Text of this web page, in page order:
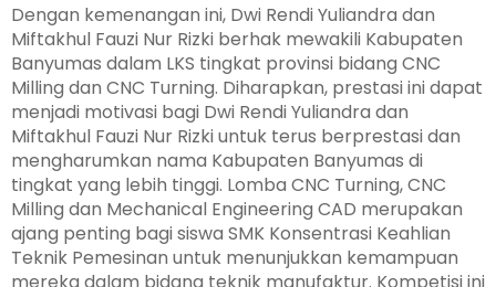
Dengan kemenangan ini, Dwi Rendi Yuliandra dan
Miftakhul Fauzi Nur Rizki berhak mewakili Kabupaten
Banyumas dalam LKS tingkat provinsi bidang CNC
Milling dan CNC Turning. Diharapkan, prestasi ini dapat
menjadi motivasi bagi Dwi Rendi Yuliandra dan
Miftakhul Fauzi Nur Rizki untuk terus berprestasi dan
mengharumkan nama Kabupaten Banyumas di
tingkat yang lebih tinggi. Lomba CNC Turning, CNC
Milling dan Mechanical Engineering CAD merupakan
ajang penting bagi siswa SMK Konsentrasi Keahlian
Teknik Pemesinan untuk menunjukkan kemampuan
mereka dalam bidang teknik manufaktur. Kompetisi ini